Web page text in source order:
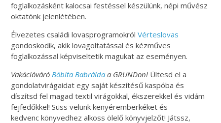
foglalkozásként kalocsai festéssel készülünk, népi művész
oktatónk jelenlétében.
Élvezetes családi lovasprogramokrólVérteslovas
gondoskodik, akik lovagoltatással és kézműves
foglalkozással képviseltetik magukat az eseményen.
VakációváróBóbita Babrálda a GRUNDon! Ültesd el a
gondolatvirágaidat egy saját készítésű kaspóba és
díszítsd fel magad textil virágokkal, ékszerekkel és vidám
fejfedőkkel! Süss velünk kenyéremberkéket és
kedvenc könyvedhez alkoss ölelő könyvjelzőt! Játssz,